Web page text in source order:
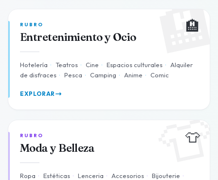
🏨
RUBRO
Entretenimiento y Ocio
Hotelería · Teatros · Cine · Espacios culturales ·
Alquiler
de disfraces · Pesca · Camping · Anime · Comic
EXPLORAR
👕
RUBRO
Moda y Belleza
Ropa · Estéticas · Lenceria · Accesorios · Bijouterie ·